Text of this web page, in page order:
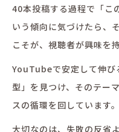
40本投稿する過程で「こ
いう傾向に気づけたら、
こそが、視聴者が興味を
YouTubeで安定して伸び
型」を見つけ、そのテー
スの循環を回しています。
大切なのは、失敗の反省